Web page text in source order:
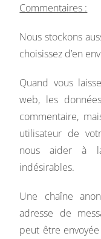
Commentaires :
Nous stockons
choisissez d’en
Quand vous
web, les
commentaire,
utilisateur de
nous aider à
indésirables.
Une chaîne
adresse de
peut être